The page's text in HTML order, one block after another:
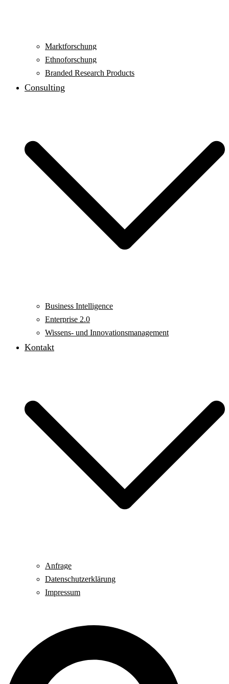
Marktforschung
Ethnoforschung
Branded Research Products
Consulting
Business Intelligence
Enterprise 2.0
Wissens- und Innovationsmanagement
Kontakt
Anfrage
Datenschutzerklärung
Impressum